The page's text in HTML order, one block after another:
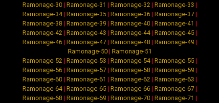
Ramonage-30| Ramonage-31 | Ramonage-32| Ramonage-33 |
Ramonage-34| Ramonage-35| Ramonage-36| Ramonage-37|
Ramonage-38| Ramonage-39| Ramonage-40| Ramonage-41 |
Ramonage-42| Ramonage-43 | Ramonage-44| Ramonage-45|
Ramonage-46| Ramonage-47| Ramonage-48| Ramonage-49|
Ramonage-50| Ramonage-51
Ramonage-52| Ramonage-53 | Ramonage-54| Ramonage-55|
Ramonage-56| Ramonage-57| Ramonage-58| Ramonage-59|
Ramonage-60| Ramonage-61 | Ramonage-62| Ramonage-63 |
Ramonage-64| Ramonage-65| Ramonage-66| Ramonage-67|
Ramonage-68| Ramonage-69| Ramonage-70| Ramonage-71 |